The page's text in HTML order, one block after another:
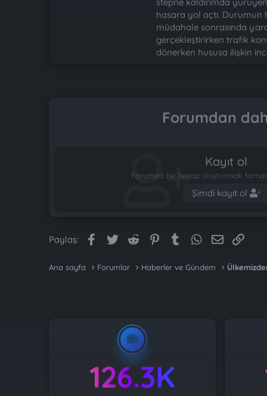
hasara yol açtı. Durumun
müdahale sonrasında
gerçekleştirirken trafik
dönerken hususa ilişkin
Forumdan
Kayıt ol
Forumda bir hesap oluşturmak
Şimdi kayıt ol
Paylaş: Facebook
Twitter Reddit PinterestTumblrWhatsApp
E-posta
Ana sayfa Forumlar Haberler ve Gündem
126.3K